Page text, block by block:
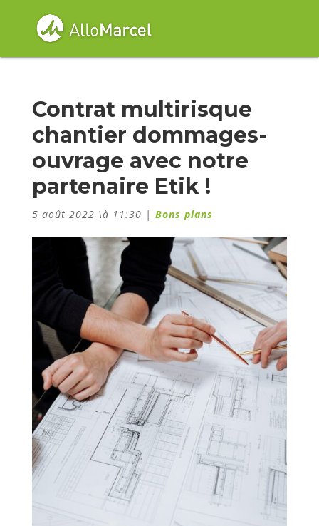
Contrat multirisque
chantier dommages-
ouvrage avec notre
partenaire Etik !
5 août 2022 \à 11:30 | Bons plans